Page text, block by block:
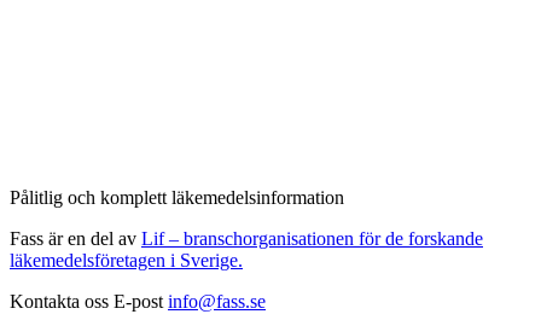
Pålitlig och komplett läkemedelsinformation
Fass är en del av Lif – branschorganisationen för de forskande
läkemedelsföretagen i Sverige.
Kontakta oss E-post info@fass.se